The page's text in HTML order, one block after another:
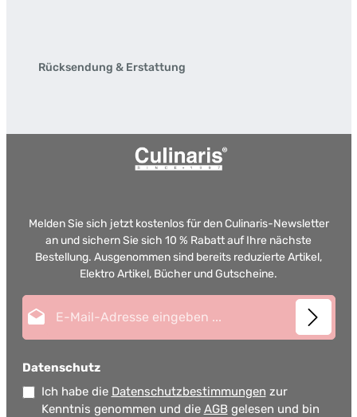
Rücksendung & Erstattung
Melden Sie sich jetzt kostenlos für den Culinaris-Newsletter
an und sichern Sie sich 10 % Rabatt auf Ihre nächste
Bestellung. Ausgenommen sind bereits reduzierte Artikel,
Elektro Artikel, Bücher und Gutscheine.
Datenschutz
Ich habe die Datenschutzbestimmungen zur
Kenntnis genommen und die AGB gelesen und bin